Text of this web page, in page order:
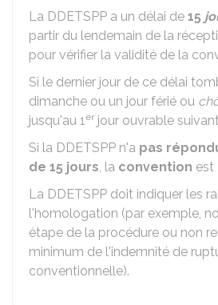
La DDETSPP a un délai de 15
partir du lendemain de la
pour vérifier la validité de la
Si le dernier jour de ce délai
dimanche ou un jour férié ou
jusqu'au 1er jour ouvrable
Si la DDETSPP n'a pas
de 15 jours, la convention est
La DDETSPP doit indiquer les
l'homologation (par exemple,
étape de la procédure ou non
minimum de l'indemnité de
conventionnelle).